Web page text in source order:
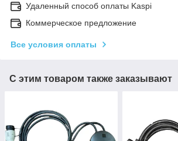
Удаленный способ оплаты Kaspi
Коммерческое предложение
Все условия оплаты
С этим товаром также заказывают